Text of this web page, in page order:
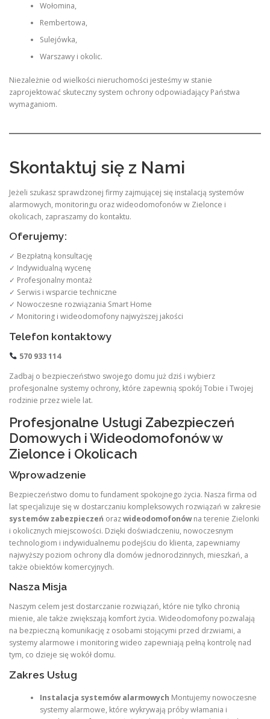
Wołomina,
Rembertowa,
Sulejówka,
Warszawy i okolic.
Niezależnie od wielkości nieruchomości jesteśmy w stanie
zaprojektować skuteczny system ochrony odpowiadający Państwa
wymaganiom.
Skontaktuj się z Nami
Jeżeli szukasz sprawdzonej firmy zajmującej się instalacją systemów
alarmowych, monitoringu oraz wideodomofonów w Zielonce i
okolicach, zapraszamy do kontaktu.
Oferujemy:
✓ Bezpłatną konsultację
✓ Indywidualną wycenę
✓ Profesjonalny montaż
✓ Serwis i wsparcie techniczne
✓ Nowoczesne rozwiązania Smart Home
✓ Monitoring i wideodomofony najwyższej jakości
Telefon kontaktowy
570 933 114
Zadbaj o bezpieczeństwo swojego domu już dziś i wybierz
profesjonalne systemy ochrony, które zapewnią spokój Tobie i Twojej
rodzinie przez wiele lat.
Profesjonalne Usługi Zabezpieczeń
Domowych i Wideodomofonów w
Zielonce i Okolicach
Wprowadzenie
Bezpieczeństwo domu to fundament spokojnego życia. Nasza firma od
lat specjalizuje się w dostarczaniu kompleksowych rozwiązań w zakresie
systemów zabezpieczeń orazwideodomofonówna terenie Zielonki
i okolicznych miejscowości. Dzięki doświadczeniu, nowoczesnym
technologiom i indywidualnemu podejściu do klienta, zapewniamy
najwyższy poziom ochrony dla domów jednorodzinnych, mieszkań, a
także obiektów komercyjnych.
Nasza Misja
Naszym celem jest dostarczanie rozwiązań, które nie tylko chronią
mienie, ale także zwiększają komfort życia. Wideodomofony pozwalają
na bezpieczną komunikację z osobami stojącymi przed drzwiami, a
systemy alarmowe i monitoring wideo zapewniają pełną kontrolę nad
tym, co dzieje się wokół domu.
Zakres Usług
Instalacja systemów alarmowych Montujemy nowoczesne
systemy alarmowe, które wykrywają próby włamania i